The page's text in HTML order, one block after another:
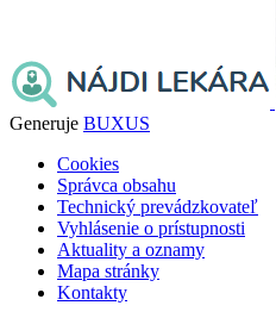
Generuje BUXUS
Cookies
Správca obsahu
Technický prevádzkovateľ
Vyhlásenie o prístupnosti
Aktuality a oznamy
Mapa stránky
Kontakty